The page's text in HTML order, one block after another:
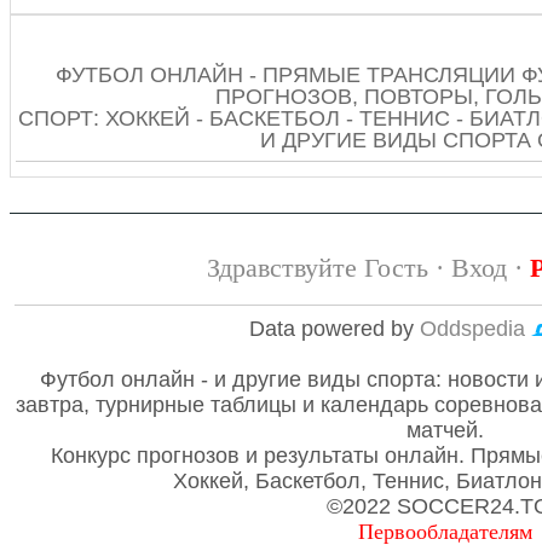
ФУТБОЛ ОНЛАЙН - ПРЯМЫЕ ТРАНСЛЯЦИИ
ПРОГНОЗОВ, ПОВТОРЫ,
СПОРТ: ХОККЕЙ - БАСКЕТБОЛ - ТЕННИС -
И ДРУГИЕ ВИДЫ СПОРТА
Здравствуйте Гость · Вход·
Data powered by Oddspedia
Футбол онлайн - и другие виды спорта: новости
завтра, турнирные таблицы и календарь
матчей.
Конкурс прогнозов и результаты онлайн.
Хоккей, Баскетбол, Теннис,
©2022
Первообладателям